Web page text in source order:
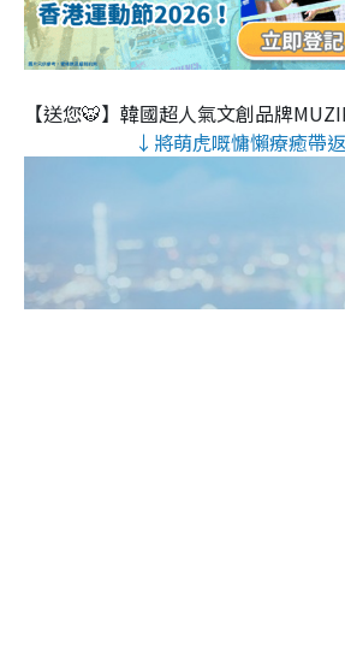
【送您🐯】韓國超人氣文創品牌
↓將萌虎嘅慵懶療癒帶